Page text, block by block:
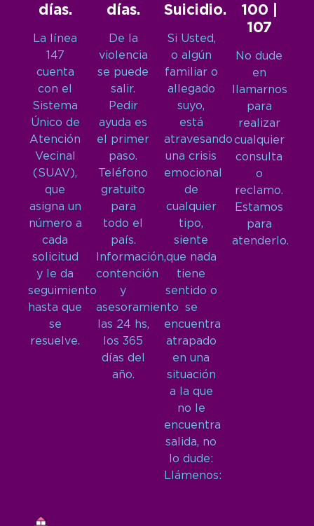
días.
La línea
147
cuenta
con el
Sistema
Único de
Atención
Vecinal
(SUAV),
que
asigna un
número a
cada
solicitud
y le da
seguimiento
hasta que
se
resuelve.
días.
De la
violencia
se puede
salir.
Pedir
ayuda es
el primer
paso.
Teléfono
gratuito
para
todo el
país.
Información,
contención
y
asesoramiento
las 24 hs,
los 365
días del
año.
Suicidio.
Si Usted,
o algún
familiar o
allegado
suyo,
está
atravesando
una crisis
emocional
de
cualquier
tipo,
siente
que nada
tiene
sentido o
se
encuentra
atrapado
en una
situación
a la que
no le
encuentra
salida, no
lo dude:
Llámenos:
100 |
107
No dude
en
llamarnos
para
realizar
cualquier
consulta
o
reclamo.
Estamos
para
atenderlo.